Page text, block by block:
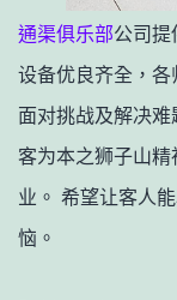
通渠俱乐部公司
设备优良齐全，
面对挑战及解决
客为本之狮子山
业。 希望让客人
恼。